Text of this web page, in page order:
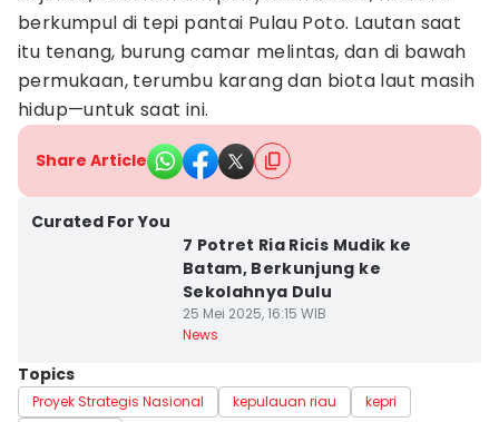
berkumpul di tepi pantai Pulau Poto. Lautan saat
itu tenang, burung camar melintas, dan di bawah
permukaan, terumbu karang dan biota laut masih
hidup—untuk saat ini.
Share Article
Curated For You
7 Potret Ria Ricis Mudik ke
Batam, Berkunjung ke
Sekolahnya Dulu
25 Mei 2025, 16:15 WIB
News
Topics
Proyek Strategis Nasional kepulauan riau
kepri